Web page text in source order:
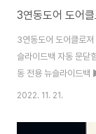
3연동도어 도어
3연동도어 도어클로
슬라이드백 자동 문닫
동 전용 뉴슬라이드백
꿔 좌/우 둘 다 설치 가
30~120kg 도어의 상
2022. 11. 21.